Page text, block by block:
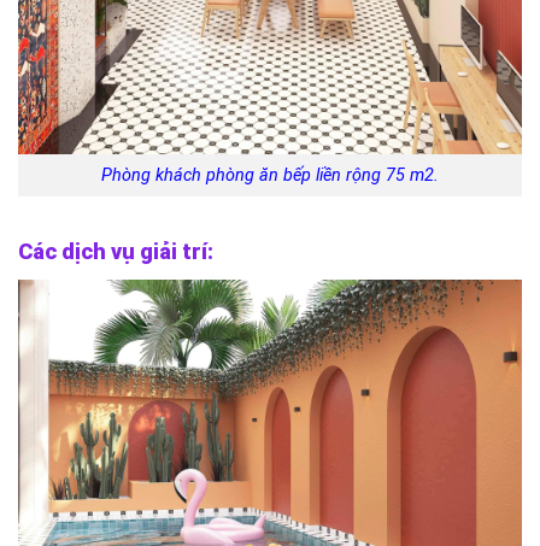
Phòng khách phòng ăn bếp liền rộng 75 m2.
Các dịch vụ giải trí: